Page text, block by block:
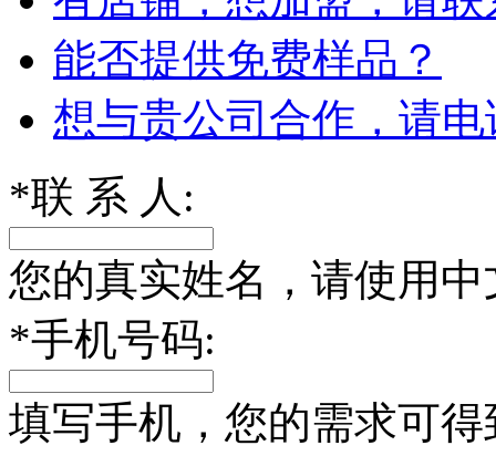
能否提供免费样品？
想与贵公司合作，请
*联 系 人:
您的真实姓名，请使用中
*手机号码:
填写手机，您的需求可